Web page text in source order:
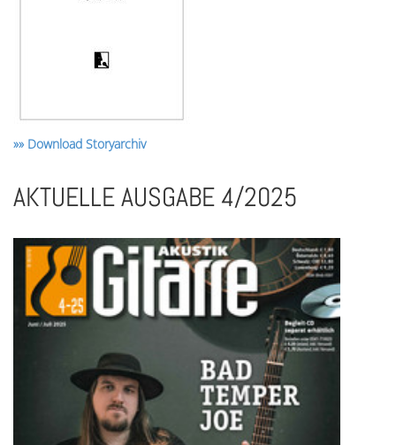
»» Download Storyarchiv
AKTUELLE AUSGABE 4/2025